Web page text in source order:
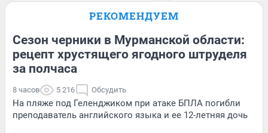
РЕКОМЕНДУЕМ
Сезон черники в Мурманской области:
рецепт хрустящего ягодного штруделя
за полчаса
8 часов 5 216 Обсудить
На пляже под Геленджиком при атаке БПЛА погибли
преподаватель английского языка и ее 12-летняя дочь